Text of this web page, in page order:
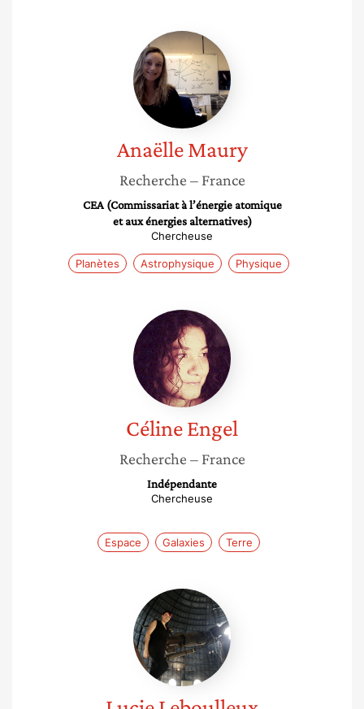
Anaëlle
Maury
Anaëlle Maury
Recherche – France
CEA (Commissariat à l’énergie atomique
et aux énergies alternatives)
Chercheuse
Planètes Astrophysique Physique
Céline
Engel
CélineEngel
Recherche – France
Indépendante
Chercheuse
Espace Galaxies Terre
Lucie
Leboulleux